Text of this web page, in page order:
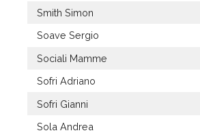
Smith Simon
Soave Sergio
Sociali Mamme
Sofri Adriano
Sofri Gianni
Sola Andrea